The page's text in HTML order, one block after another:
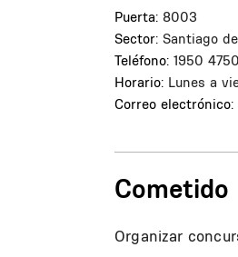
Puerta: 8003
Sector: Santiago
Teléfono: 1950
Horario: Lunes a
Correo electrónico:
Cometido
Organizar